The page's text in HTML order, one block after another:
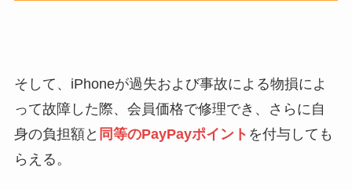
そして、iPhoneが過失および事故による物損によ
って故障した際、会員価格で修理でき、さらに自
身の負担額と 同等のPayPayポイント を付与しても
らえる。